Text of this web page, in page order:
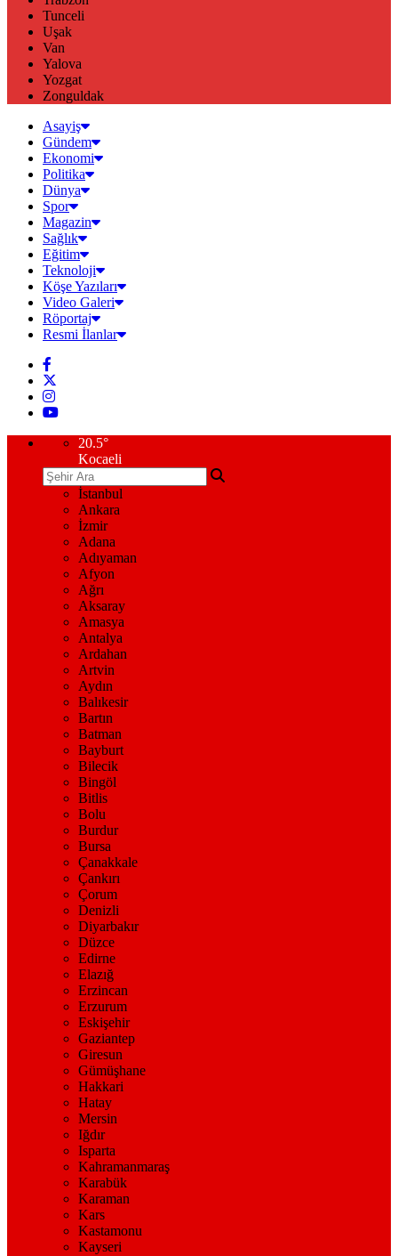
Tunceli
Uşak
Van
Yalova
Yozgat
Zonguldak
Asayiş
Gündem
Ekonomi
Politika
Dünya
Spor
Magazin
Sağlık
Eğitim
Teknoloji
Köşe Yazıları
Video Galeri
Röportaj
Resmi İlanlar
20.5°
Kocaeli
İstanbul
Ankara
İzmir
Adana
Adıyaman
Afyon
Ağrı
Aksaray
Amasya
Antalya
Ardahan
Artvin
Aydın
Balıkesir
Bartın
Batman
Bayburt
Bilecik
Bingöl
Bitlis
Bolu
Burdur
Bursa
Çanakkale
Çankırı
Çorum
Denizli
Diyarbakır
Düzce
Edirne
Elazığ
Erzincan
Erzurum
Eskişehir
Gaziantep
Giresun
Gümüşhane
Hakkari
Hatay
Mersin
Iğdır
Isparta
Kahramanmaraş
Karabük
Karaman
Kars
Kastamonu
Kayseri